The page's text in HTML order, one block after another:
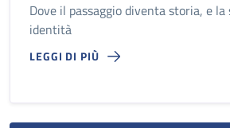
Dove il passaggio diventa storia, e
identità
LEGGI DI PIÙ